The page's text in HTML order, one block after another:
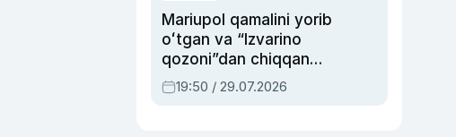
Mariupol qamalini yorib
oʻtgan va “Izvarino
qozoni”dan chiqqan
qahramon — Ukraina
armiyasi bosh
19:50 / 29.07.2026